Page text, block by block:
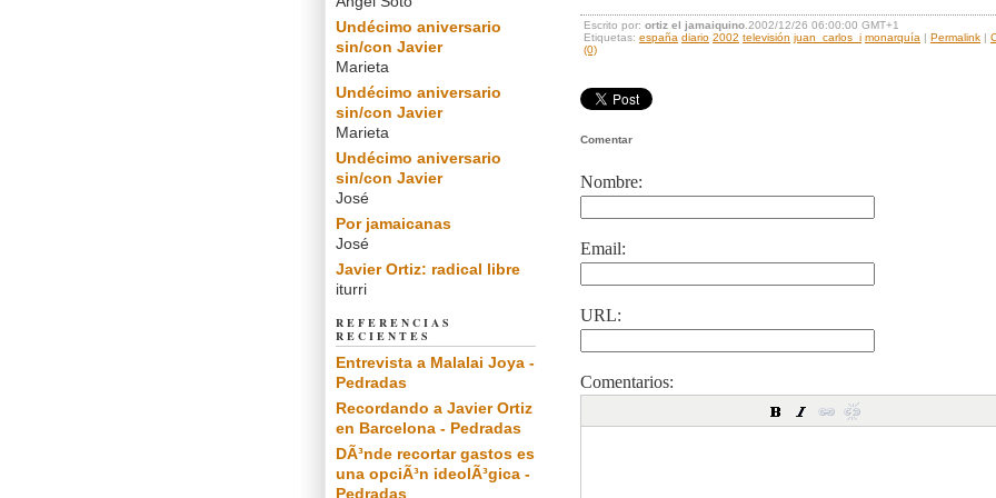
Escrito por: ortiz el jamaiquino .2002/12/26 06:00:00 GMT+1
Etiquetas: españa diario 2002 televisión juan_carlos_i monarquía | Permalink |
(0)
Comentar
Nombre:
Email:
URL:
Comentarios:
Undécimo aniversario
sin/con Javier
Marieta
Undécimo aniversario
sin/con Javier
Marieta
Undécimo aniversario
sin/con Javier
José
Por jamaicanas
José
Javier Ortiz: radical libre
iturri
REFERENCIAS
RECIENTES
Entrevista a Malalai Joya -
Pedradas
Recordando a Javier Ortiz
en Barcelona - Pedradas
DÃ³nde recortar gastos es
una opciÃ³n ideolÃ³gica -
Pedradas